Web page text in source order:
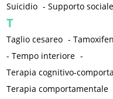
Suicidio -Supporto sociale
T
Taglio cesareo -
-Tempo interiore -
Terapia cognitivo-
Terapia comportamentale